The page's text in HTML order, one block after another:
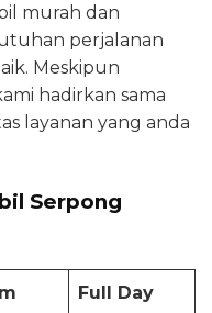
murah dan
perjalanan
Meskipun
hadirkan sama
layanan yang anda
Serpong
Full Day